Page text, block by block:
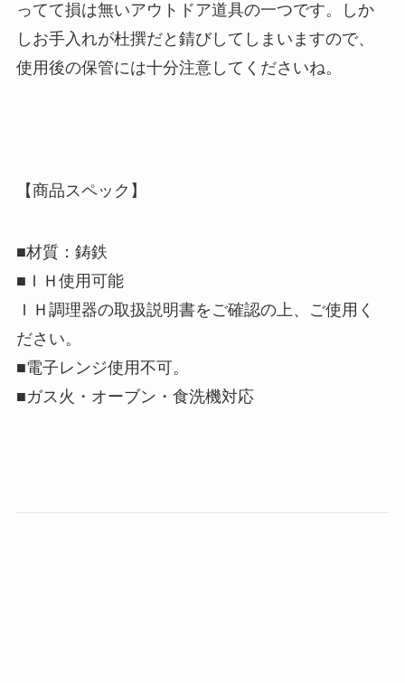
ってて損は無いアウトドア道具の一つです。しか
しお手入れが杜撰だと錆びしてしまいますので、
使用後の保管には十分注意してくださいね。
【商品スペック】
■材質：鋳鉄
■ＩＨ使用可能
ＩＨ調理器の取扱説明書をご確認の上、ご使用く
ださい。
■電子レンジ使用不可。
■ガス火・オーブン・食洗機対応